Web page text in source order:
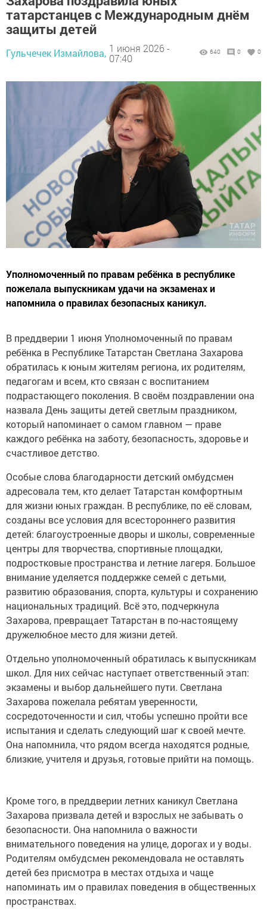
татарстанцев с Международным днём
защиты детей
Гульчечек Измайлова, 1 июня 2026 -
07:40
640 0 0
Уполномоченный по правам ребёнка в республике
пожелала выпускникам удачи на экзаменах и
напомнила о правилах безопасных каникул.
В преддверии 1 июня Уполномоченный по правам
ребёнка в Республике Татарстан Светлана Захарова
обратилась к юным жителям региона, их родителям,
педагогам и всем, кто связан с воспитанием
подрастающего поколения. В своём поздравлении она
назвала День защиты детей светлым праздником,
который напоминает о самом главном — праве
каждого ребёнка на заботу, безопасность, здоровье и
счастливое детство.
Особые слова благодарности детский омбудсмен
адресовала тем, кто делает Татарстан комфортным
для жизни юных граждан. В республике, по её словам,
созданы все условия для всестороннего развития
детей: благоустроенные дворы и школы, современные
центры для творчества, спортивные площадки,
подростковые пространства и летние лагеря. Большое
внимание уделяется поддержке семей с детьми,
развитию образования, спорта, культуры и сохранению
национальных традиций. Всё это, подчеркнула
Захарова, превращает Татарстан в по‑настоящему
дружелюбное место для жизни детей.
Отдельно уполномоченный обратилась к выпускникам
школ. Для них сейчас наступает ответственный этап:
экзамены и выбор дальнейшего пути. Светлана
Захарова пожелала ребятам уверенности,
сосредоточенности и сил, чтобы успешно пройти все
испытания и сделать следующий шаг к своей мечте.
Она напомнила, что рядом всегда находятся родные,
близкие, учителя и друзья, готовые прийти на помощь.
Кроме того, в преддверии летних каникул Светлана
Захарова призвала детей и взрослых не забывать о
безопасности. Она напомнила о важности
внимательного поведения на улице, дорогах и у воды.
Родителям омбудсмен рекомендовала не оставлять
детей без присмотра в местах отдыха и чаще
напоминать им о правилах поведения в общественных
пространствах.